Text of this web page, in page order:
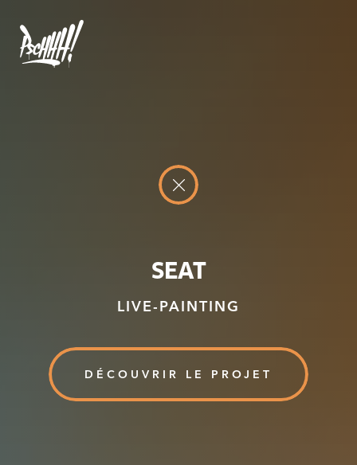
SEAT
LIVE-PAINTING
DÉCOUVRIR LE PROJET